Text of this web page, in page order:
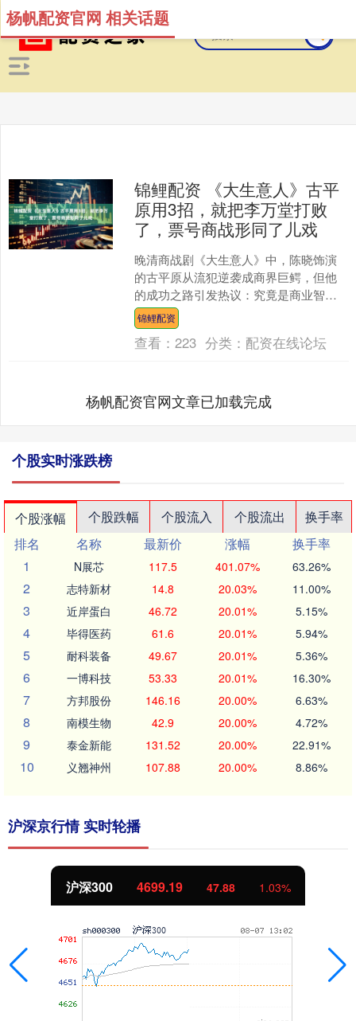
杨帆配资官网 相关话题
锦鲤配资 《大生意人》古平
原用3招，就把李万堂打败
了，票号商战形同了儿戏
晚清商战剧《大生意人》中，陈晓饰演
的古平原从流犯逆袭成商界巨鳄，但他
的成功之路引发热议：究竟是商业智慧
的胜利，还是主角光环过重？ 古平原的
第一招“空头支票”，发....
锦鲤配资
查看：223 分类： 配资在线论坛
杨帆配资官网文章已加载完成
个股实时涨跌榜
个股涨幅 个股跌幅 个股流入 个股流出
换手率
排名
名称 最新价 涨幅
换手率
1
N展芯 117.5 401.07% 63.26%
2 志特新材 14.8 20.03% 11.00%
3 近岸蛋白 46.72 20.01% 5.15%
4 毕得医药 61.6 20.01% 5.94%
5 耐科装备 49.67 20.01% 5.36%
6 一博科技 53.33 20.01% 16.30%
7 方邦股份 146.16 20.00% 6.63%
8 南模生物 42.9 20.00% 4.72%
9 泰金新能 131.52 20.00% 22.91%
10 义翘神州 107.88 20.00% 8.86%
沪深京行情 实时轮播
沪深300 4699.19 47.88 1.03%